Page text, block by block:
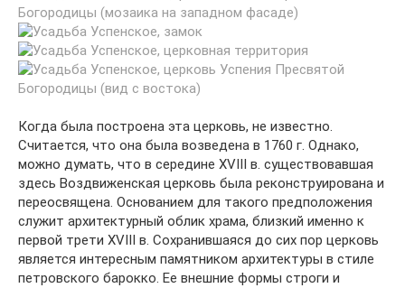
Когда была построена эта церковь, не известно.
Считается, что она была возведена в 1760 г. Однако,
можно думать, что в середине XVIII в. существовавшая
здесь Воздвиженская церковь была реконструирована и
переосвящена. Основанием для такого предположения
служит архитектурный облик храма, близкий именно к
первой трети XVIII в. Сохранившаяся до сих пор церковь
является интересным памятником архитектуры в стиле
петровского барокко. Ее внешние формы строги и